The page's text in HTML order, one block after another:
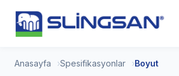
Anasayfa Spesifikasyonlar Boyut